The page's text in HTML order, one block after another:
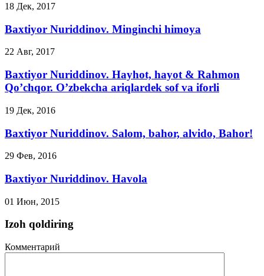
18 Дек, 2017
Baxtiyor Nuriddinov. Minginchi himoya
22 Авг, 2017
Baxtiyor Nuriddinov. Hayhot, hayot & Rahmon
Qo’chqor. O’zbekcha ariqlardek sof va iforli
19 Дек, 2016
Baxtiyor Nuriddinov. Salom, bahor, alvido, Bahor!
29 Фев, 2016
Baxtiyor Nuriddinov. Havola
01 Июн, 2015
Izoh qoldiring
Комментарий